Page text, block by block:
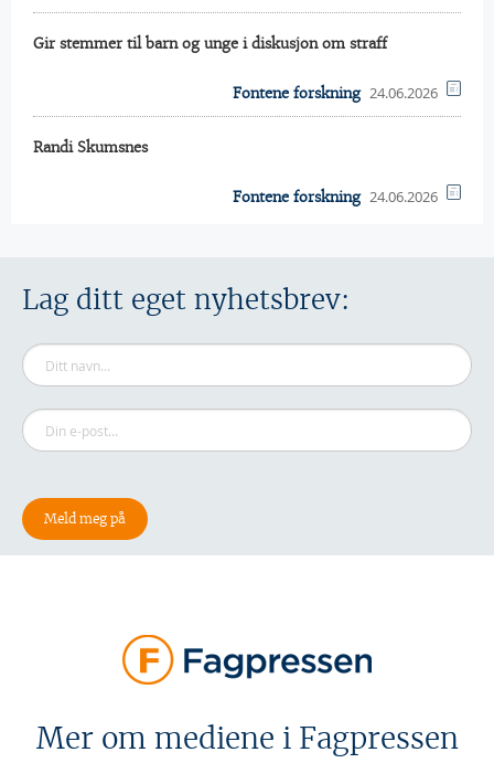
Gir stemmer til barn og unge i diskusjon om straff
Fontene forskning 24.06.2026
Randi Skumsnes
Fontene forskning 24.06.2026
Lag ditt eget nyhetsbrev:
Mer om mediene i Fagpressen